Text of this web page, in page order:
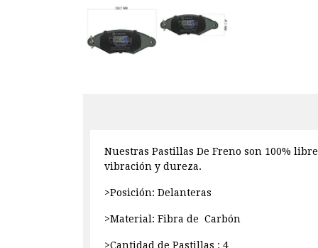
Nuestras Pastillas De Freno son 100%
vibración y dureza.
>Posición: Delanteras
>Material: Fibra de Carbón
>Cantidad de Pastillas : 4